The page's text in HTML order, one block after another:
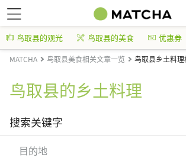
鸟取县的观光 鸟取县的美食 优惠券
MATCHA 鸟取县美食相关文章一览 鸟取县乡土料
鸟取县的乡土料理
搜索关键字
目的地